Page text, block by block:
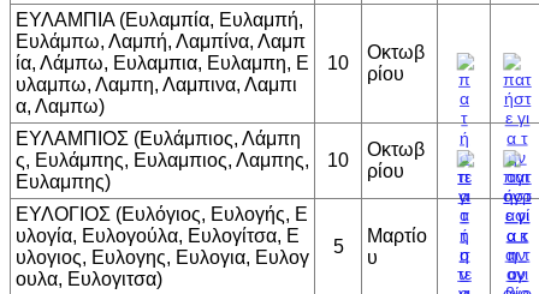
ΕΥΛΑΜΠΙΑ (Ευλαμπία, Ευλαμπή,
Ευλάμπω, Λαμπή, Λαμπίνα, Λαμπ
ία, Λάμπω, Ευλαμπια, Ευλαμπη, Ε
υλαμπω, Λαμπη, Λαμπινα, Λαμπι
α, Λαμπω)
10
Οκτωβ
ρίου
ΕΥΛΑΜΠΙΟΣ (Ευλάμπιος, Λάμπη
ς, Ευλάμπης, Ευλαμπιος, Λαμπης,
Ευλαμπης)
10
Οκτωβ
ρίου
ΕΥΛΟΓΙΟΣ (Ευλόγιος, Ευλογής, Ε
υλογία, Ευλογούλα, Ευλογίτσα, Ε
υλογιος, Ευλογης, Ευλογια, Ευλογ
ουλα, Ευλογιτσα)
5
Μαρτίο
υ